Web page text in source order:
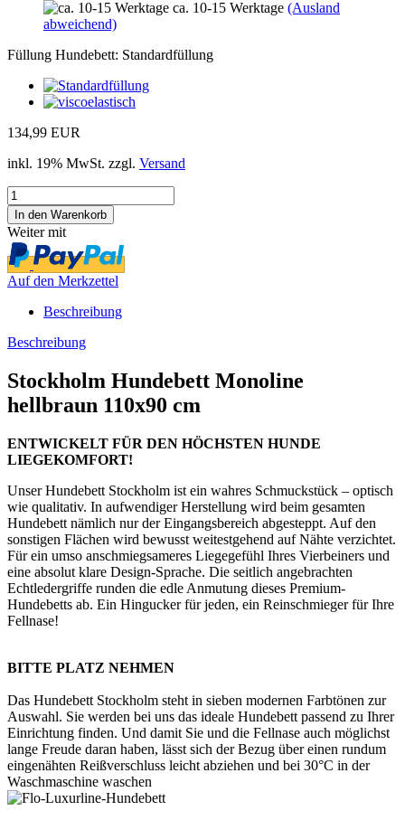
ca. 10-15 Werktage (Ausland
abweichend)
Füllung Hundebett: Standardfüllung
134,99 EUR
inkl. 19% MwSt. zzgl. Versand
Weiter mit
Auf den Merkzettel
Beschreibung
Beschreibung
Stockholm Hundebett Monoline
hellbraun 110x90 cm
ENTWICKELT FÜR DEN HÖCHSTEN HUNDE
LIEGEKOMFORT!
Unser Hundebett Stockholm ist ein wahres Schmuckstück – optisch
wie qualitativ. In aufwendiger Herstellung wird beim gesamten
Hundebett nämlich nur der Eingangsbereich abgesteppt. Auf den
sonstigen Flächen wird bewusst weitestgehend auf Nähte verzichtet.
Für ein umso anschmiegsameres Liegegefühl Ihres Vierbeiners und
eine absolut klare Design-Sprache. Die seitlich angebrachten
Echtledergriffe runden die edle Anmutung dieses Premium-
Hundebetts ab. Ein Hingucker für jeden, ein Reinschmieger für Ihre
Fellnase!
BITTE PLATZ NEHMEN
Das Hundebett Stockholm steht in sieben modernen Farbtönen zur
Auswahl. Sie werden bei uns das ideale Hundebett passend zu Ihrer
Einrichtung finden. Und damit Sie und die Fellnase auch möglichst
lange Freude daran haben, lässt sich der Bezug über einen rundum
eingenähten Reißverschluss leicht abziehen und bei 30°C in der
Waschmaschine waschen